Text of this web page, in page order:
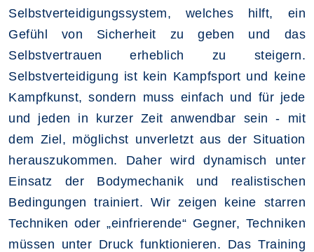
Selbstverteidigungssystem, welches hilft, ein
Gefühl von Sicherheit zu geben und das
Selbstvertrauen erheblich zu steigern.
Selbstverteidigung ist kein Kampfsport und keine
Kampfkunst, sondern muss einfach und für jede
und jeden in kurzer Zeit anwendbar sein - mit
dem Ziel, möglichst unverletzt aus der Situation
herauszukommen. Daher wird dynamisch unter
Einsatz der Bodymechanik und realistischen
Bedingungen trainiert. Wir zeigen keine starren
Techniken oder „einfrierende“ Gegner, Techniken
müssen unter Druck funktionieren. Das Training